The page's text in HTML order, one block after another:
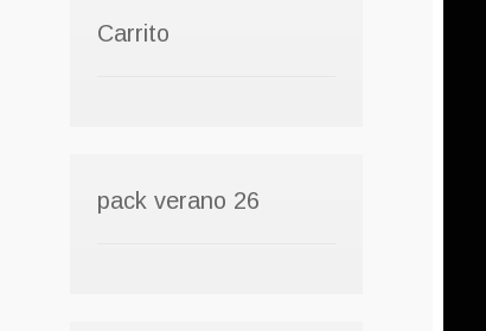
Carrito
pack verano 26